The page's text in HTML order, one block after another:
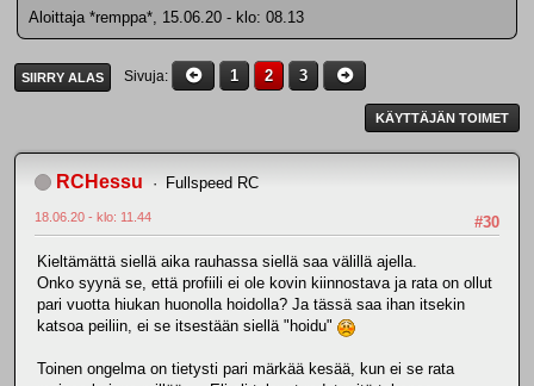
Aloittaja *remppa*, 15.06.20 - klo: 08.13
SIIRRY ALAS Sivuja 1 2 3
KÄYTTÄJÄN TOIMET
RCHessu Fullspeed RC
#30
18.06.20 - klo: 11.44
Kieltämättä siellä aika rauhassa siellä saa välillä ajella.
Onko syynä se, että profiili ei ole kovin kiinnostava ja rata on ollut
pari vuotta hiukan huonolla hoidolla? Ja tässä saa ihan itsekin
katsoa peiliin, ei se itsestään siellä "hoidu"
Toinen ongelma on tietysti pari märkää kesää, kun ei se rata